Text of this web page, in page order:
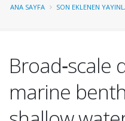
ANA SAYFA SON EKLENEN
Broad‐scale
marine